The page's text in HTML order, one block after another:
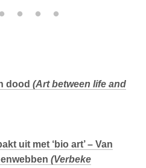
dood (Art between life and
uit met ‘bio art’ – Van
(Verbeke